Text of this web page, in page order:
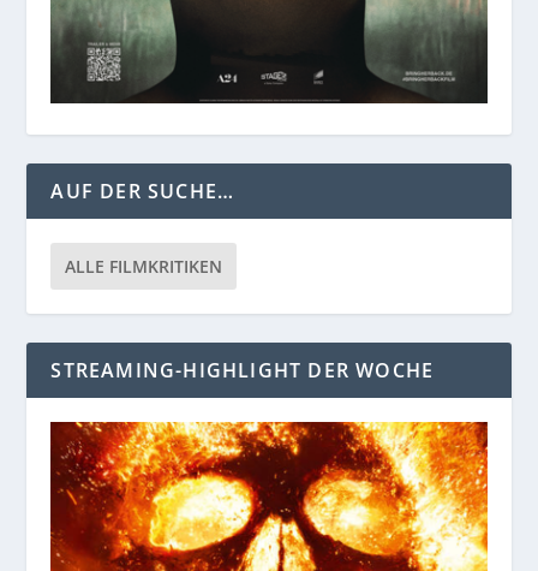
AUF DER SUCHE…
ALLE FILMKRITIKEN
STREAMING-HIGHLIGHT DER WOCHE